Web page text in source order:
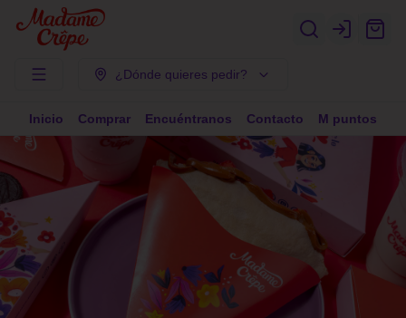
Login
¿Dónde quieres pedir?
Inicio Comprar Encuéntranos Contacto M puntos